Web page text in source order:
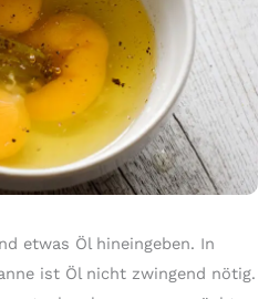
etwas Öl hineingeben. In
ist Öl nicht zwingend nötig.